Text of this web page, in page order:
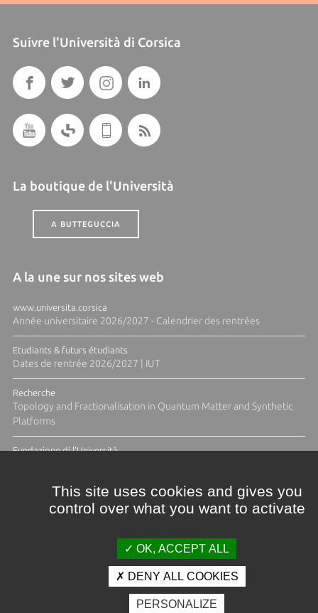
Suivre l'Università di Corsica
La boutique de l'Università
A BUTTEGUCCIA
A la une sur nos sites web
www.universita.corsica
Année universitaire 2026/2027 - Calendrier des rentrées
Etudiants & futurs étudiants
Dates de rentrée 2026/2027 | IUT
Recherche
Topology and Fractionalisation in Quantum Matter and Synthetic
Platforms
Fundazione di l'Università
Crédits et mentions légales
Espace presse Photothèque
This site uses cookies and gives you
control over what you want to activate
OK, ACCEPT ALL
DENY ALL COOKIES
PERSONALIZE